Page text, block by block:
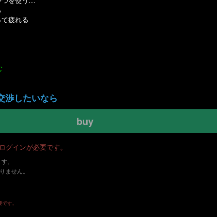
疲れる
渉したいなら
buy
グインが必要です。
。
ません。
す。